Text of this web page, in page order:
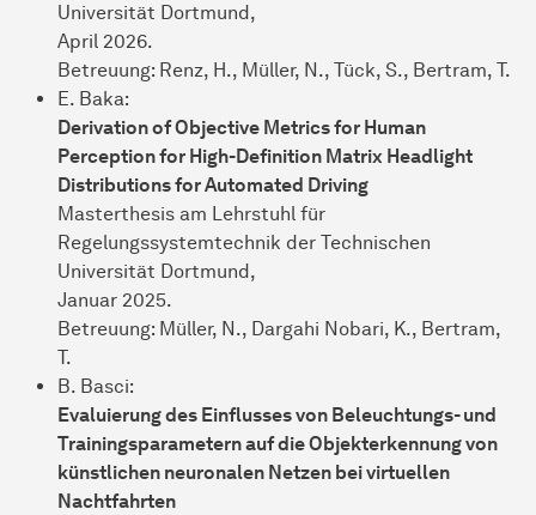
Universität Dortmund,
April 2026.
Betreuung: Renz, H., Müller, N., Tück, S., Bertram, T.
E. Baka:
Derivation of Objective Metrics for Human
Perception for High-Definition Matrix Headlight
Distributions for Automated Driving
Masterthesis am Lehrstuhl für
Regelungssystemtechnik der Technischen
Universität Dortmund,
Januar 2025.
Betreuung: Müller, N., Dargahi Nobari, K., Bertram,
T.
B. Basci:
Evaluierung des Einflusses von Beleuchtungs- und
Trainingsparametern auf die Objekterkennung von
künstlichen neuronalen Netzen bei virtuellen
Nachtfahrten